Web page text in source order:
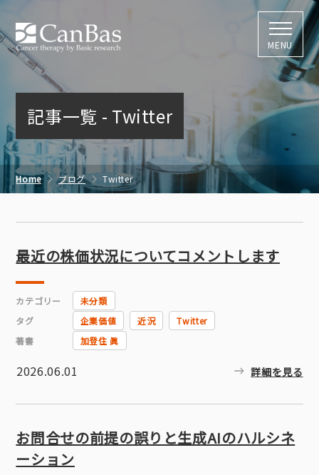
株式会社キャン
MENU
記事一覧 - Twitter
Home ブログ Twitter
最近の株価状況についてコメントします
カテゴリー
未分類
タグ
企業価値 近況
Twitter
著書
加登住 眞
2026.06.01 詳細を見る
お問合せの前提の誤りと生成AIのハルシネ
ーション